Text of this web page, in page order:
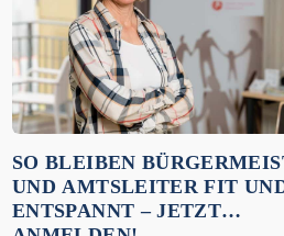
SO BLEIBEN
UND AMTSLEITER FIT
ENTSPANNT – JETZT